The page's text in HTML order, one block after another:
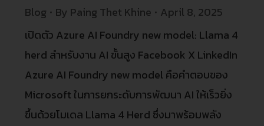
Blog By Paing Thet Khine
April 8, 2025
เปิดตัว Azure AI Foundry new model: Llama 4
herd สำหรับงาน AI ขั้นสูง Facebook X LinkedIn
Azure AI Foundry new model คือคำตอบของ
Microsoft ในการยกระดับการพัฒนา AI ให้เร็วยิ่ง
ขึ้นด้วยโมเดล Llama 4 Herd ซึ่งมาพร้อมพลัง